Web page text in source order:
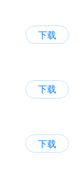
下载
下载
下载